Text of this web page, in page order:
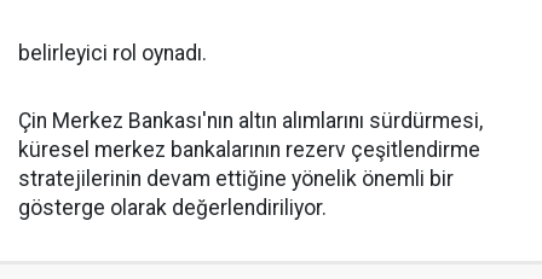
belirleyici rol oynadı.
Çin Merkez Bankası'nın altın alımlarını sürdürmesi,
küresel merkez bankalarının rezerv çeşitlendirme
stratejilerinin devam ettiğine yönelik önemli bir
gösterge olarak değerlendiriliyor.